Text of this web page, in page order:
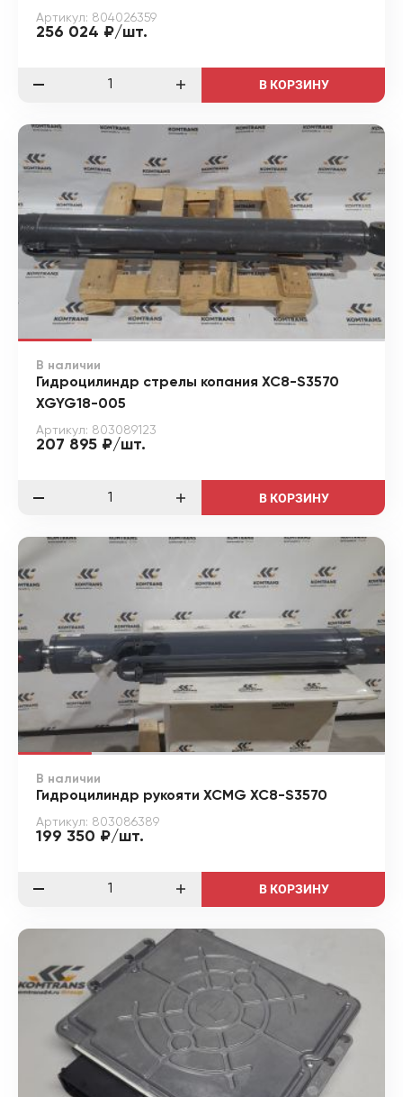
Артикул: 804026359
256 024 ₽/шт.
В КОРЗИНУ
В наличии
Гидроцилиндр стрелы копания XC8-S3570
XGYG18-005
Артикул: 803089123
207 895 ₽/шт.
В КОРЗИНУ
В наличии
Гидроцилиндр рукояти XCMG XC8-S3570
Артикул: 803086389
199 350 ₽/шт.
В КОРЗИНУ